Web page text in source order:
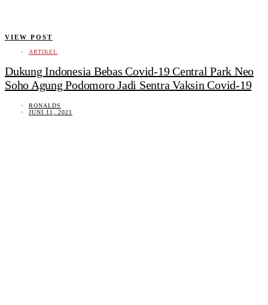
VIEW POST
ARTIKEL
Dukung Indonesia Bebas Covid-19 Central Park Neo
Soho Agung Podomoro Jadi Sentra Vaksin Covid-19
RONALDS
JUNI 11, 2021